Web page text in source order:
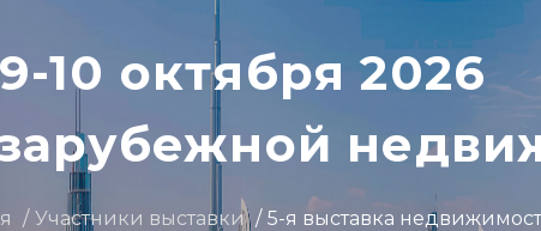
9-10 октября 2026
Участники выставки 5-я выставка